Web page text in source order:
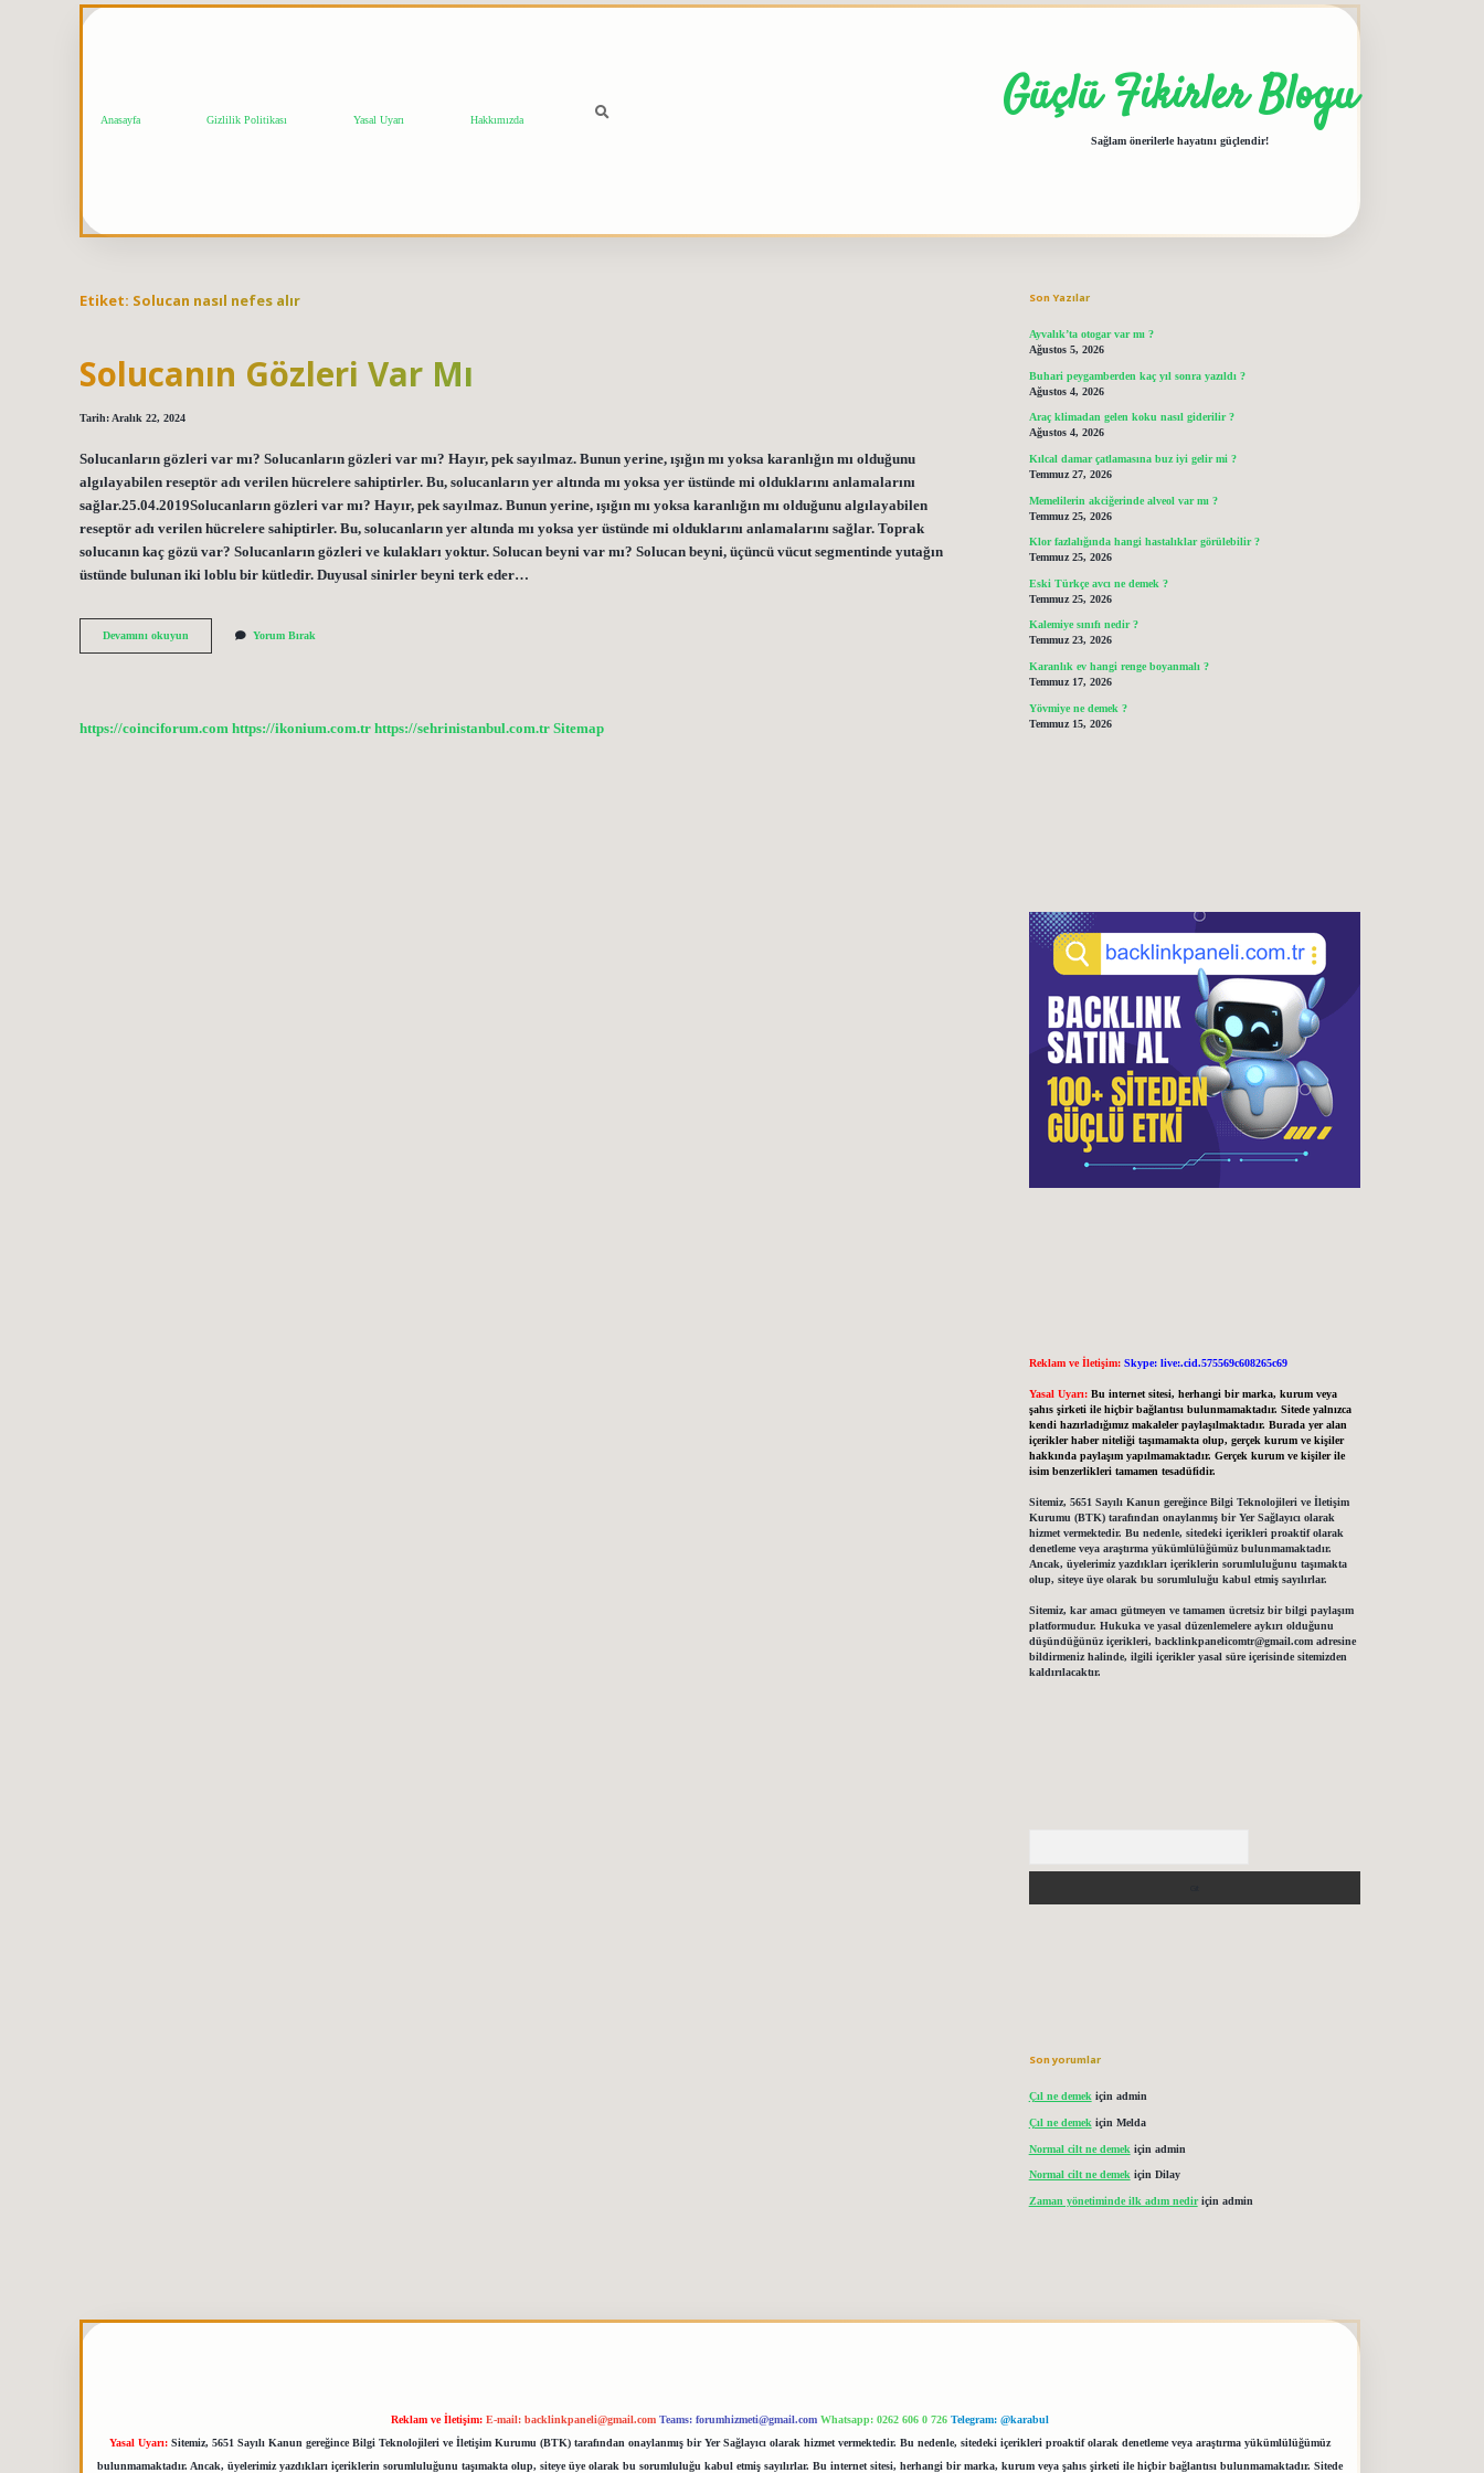
Anasayfa Gizlilik Politikası Yasal Uyarı Hakkımızda Güçlü Fikirler Blogu
Sağlam önerilerle hayatını güçlendir!
Etiket: Solucan nasıl nefes alır
Solucanın Gözleri Var Mı
Tarih: Aralık 22, 2024
Solucanların gözleri var mı? Solucanların gözleri var mı? Hayır, pek sayılmaz. Bunun yerine, ışığın mı yoksa karanlığın mı olduğunu
algılayabilen reseptör adı verilen hücrelere sahiptirler. Bu, solucanların yer altında mı yoksa yer üstünde mi olduklarını anlamalarını
sağlar.25.04.2019Solucanların gözleri var mı? Hayır, pek sayılmaz. Bunun yerine, ışığın mı yoksa karanlığın mı olduğunu algılayabilen
reseptör adı verilen hücrelere sahiptirler. Bu, solucanların yer altında mı yoksa yer üstünde mi olduklarını anlamalarını sağlar. Toprak
solucanın kaç gözü var? Solucanların gözleri ve kulakları yoktur. Solucan beyni var mı? Solucan beyni, üçüncü vücut segmentinde yutağın
üstünde bulunan iki loblu bir kütledir. Duyusal sinirler beyni terk eder…
Devamını okuyun Solucanın
Gözleri
Yorum Bırak
https://coinciforum.com https://ikonium.com.tr https://sehrinistanbul.com.tr Sitemap
Son Yazılar
Ayvalık’ta otogar var mı ?
Ağustos 5, 2026
Buhari peygamberden kaç yıl sonra yazıldı ?
Ağustos 4, 2026
Araç klimadan gelen koku nasıl giderilir ?
Ağustos 4, 2026
Kılcal damar çatlamasına buz iyi gelir mi ?
Temmuz 27, 2026
Memelilerin akciğerinde alveol var mı ?
Temmuz 25, 2026
Klor fazlalığında hangi hastalıklar görülebilir ?
Temmuz 25, 2026
Eski Türkçe avcı ne demek ?
Temmuz 25, 2026
Kalemiye sınıfı nedir ?
Temmuz 23, 2026
Karanlık ev hangi renge boyanmalı ?
Temmuz 17, 2026
Yövmiye ne demek ?
Temmuz 15, 2026
Reklam ve İletişim: Skype: live:.cid.575569c608265c69
Yasal Uyarı: Bu internet sitesi, herhangi bir marka, kurum veya
şahıs şirketi ile hiçbir bağlantısı bulunmamaktadır. Sitede yalnızca
kendi hazırladığımız makaleler paylaşılmaktadır. Burada yer alan
içerikler haber niteliği taşımamakta olup, gerçek kurum ve kişiler
hakkında paylaşım yapılmamaktadır. Gerçek kurum ve kişiler ile
isim benzerlikleri tamamen tesadüfidir.
Sitemiz, 5651 Sayılı Kanun gereğince Bilgi Teknolojileri ve İletişim
Kurumu (BTK) tarafından onaylanmış bir Yer Sağlayıcı olarak
hizmet vermektedir. Bu nedenle, sitedeki içerikleri proaktif olarak
denetleme veya araştırma yükümlülüğümüz bulunmamaktadır.
Ancak, üyelerimiz yazdıkları içeriklerin sorumluluğunu taşımakta
olup, siteye üye olarak bu sorumluluğu kabul etmiş sayılırlar.
Sitemiz, kar amacı gütmeyen ve tamamen ücretsiz bir bilgi paylaşım
platformudur. Hukuka ve yasal düzenlemelere aykırı olduğunu
düşündüğünüz içerikleri, backlinkpanelicomtr@gmail.comadresine
bildirmeniz halinde, ilgili içerikler yasal süre içerisinde sitemizden
kaldırılacaktır.
Son yorumlar
Çıl ne demekiçin admin
Çıl ne demek için Melda
Normal cilt ne demek için admin
Normal cilt ne demek için Dilay
Zaman yönetiminde ilk adım nediriçin admin
Reklam ve İletişim: E-mail: backlinkpaneli@gmail.com Teams: forumhizmeti@gmail.com Whatsapp: 0262 606 0 726 Telegram: @karabul
Yasal Uyarı: Sitemiz, 5651 Sayılı Kanun gereğince Bilgi Teknolojileri ve İletişim Kurumu (BTK) tarafından onaylanmış bir Yer Sağlayıcı olarak hizmet vermektedir. Bu nedenle, sitedeki içerikleri proaktif olarak denetleme veya araştırma yükümlülüğümüz
bulunmamaktadır. Ancak, üyelerimiz yazdıkları içeriklerin sorumluluğunu taşımakta olup, siteye üye olarak bu sorumluluğu kabul etmiş sayılırlar. Bu internet sitesi, herhangi bir marka, kurum veya şahıs şirketi ile hiçbir bağlantısı bulunmamaktadır. Sitede